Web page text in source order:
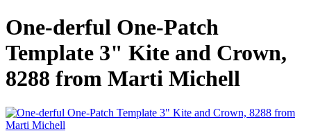
One-derful One-Patch
Template 3" Kite and Crown,
8288 from Marti Michell